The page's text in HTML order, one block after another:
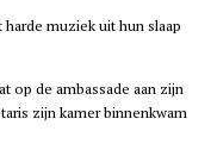
muziek uit hun slaap
op de ambassade aan zijn
zijn kamer binnenkwam